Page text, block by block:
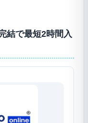
結で最短2時間入